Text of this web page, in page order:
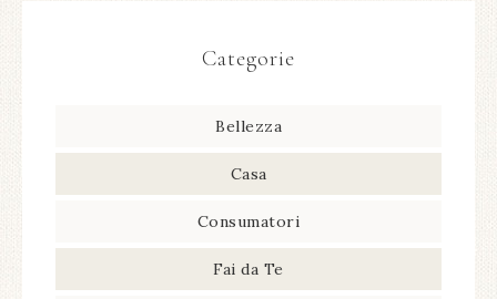
Categorie
Bellezza
Casa
Consumatori
Fai da Te